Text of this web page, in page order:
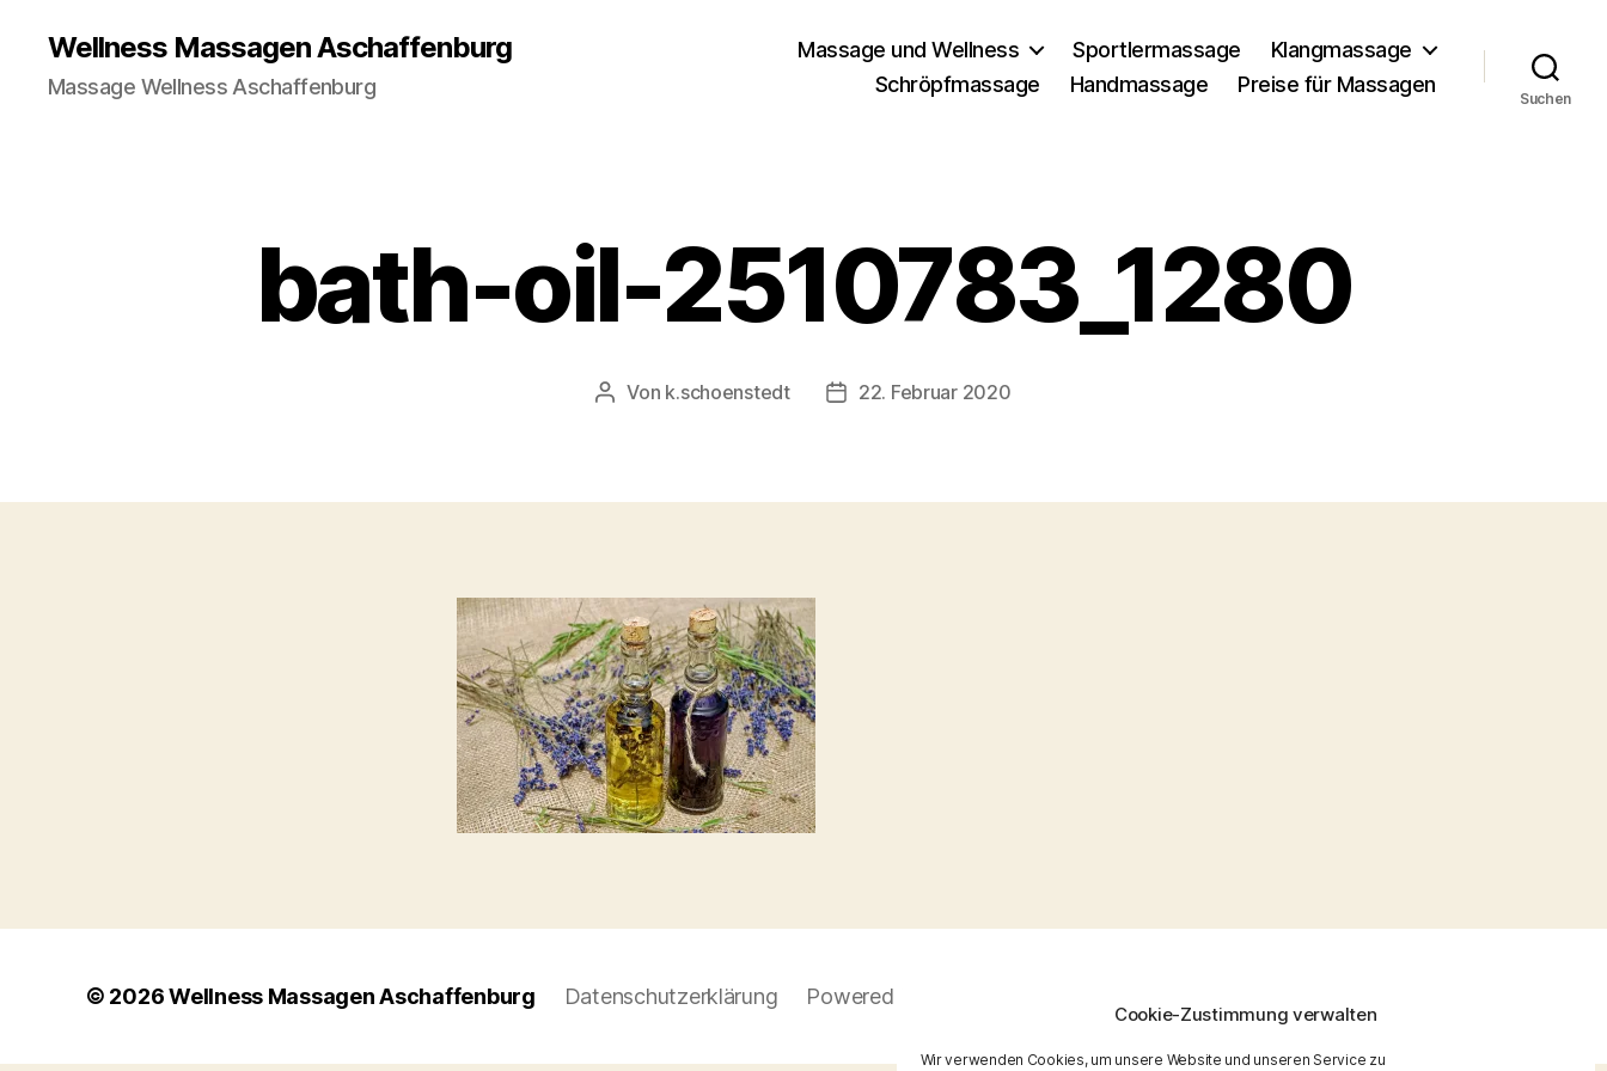
Cookie-Zustimmung verwalten
Wir verwenden Cookies, um unsere Website und unseren Service zu
Wellness Massagen Aschaffenburg
Massage Wellness Aschaffenburg
Massage und Wellness Sportlermassage
Klangmassage
Schröpfmassage
Handmassage Preise für Massagen
Suchen
bath-oil-2510783_1280
Beitragsautor
Von k.schoenstedt Beitragsdatum
22. Februar 2020
© 2026Wellness Massagen Aschaffenburg Datenschutzerklärung Powered by WordPress